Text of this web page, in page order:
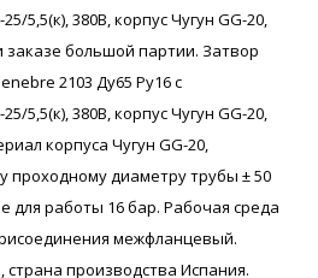
5,5(к), 380В, корпус Чугун GG-20,
заказе большой партии. Затвор
2103 Ду65 Ру16 с
5,5(к), 380В, корпус Чугун GG-20,
корпуса Чугун GG-20,
проходному диаметру трубы ± 50
для работы 16 бар. Рабочая среда
межфланцевый.
производства Испания.